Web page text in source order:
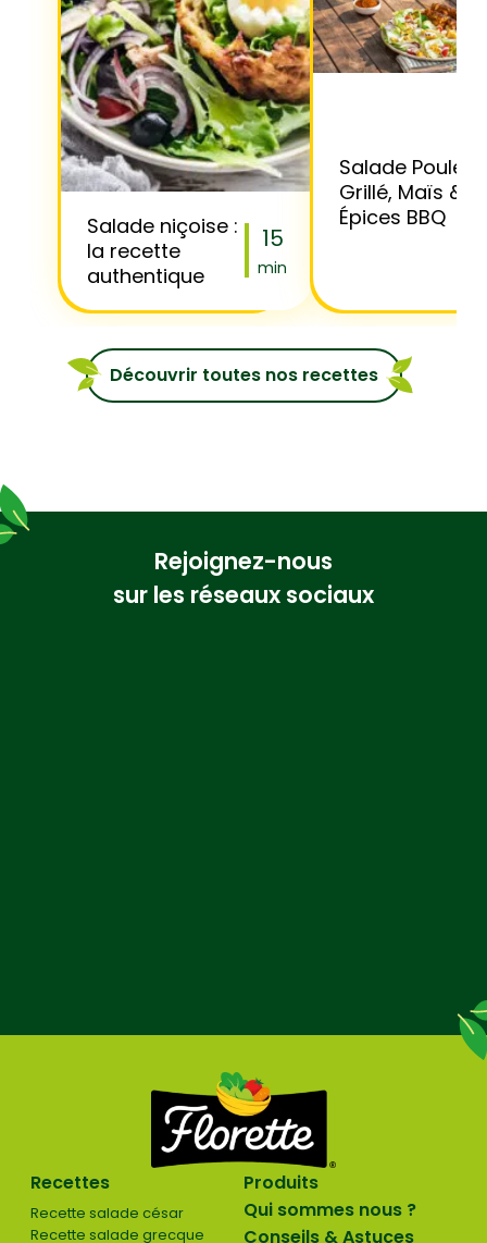
Salade niçoise :
la recette
authentique
15
min
Salade Poulet
Grillé, Maïs &
Épices BBQ
Découvrir toutes nos recettes
Rejoignez-nous
sur les réseaux sociaux
Recettes
Recette salade césar
Recette salade grecque
Produits
Qui sommes nous ?
Conseils & Astuces